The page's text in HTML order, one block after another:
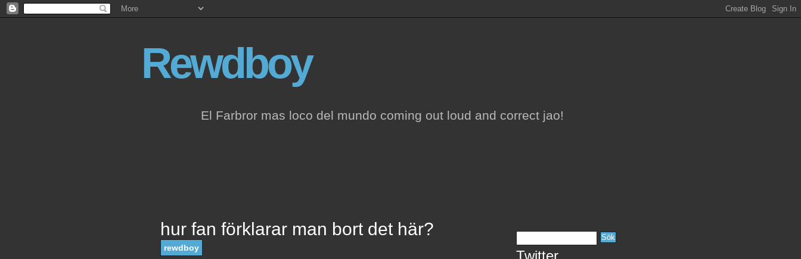
Rewdboy
El Farbror mas loco del mundo coming out loud and correct jao!
hur fan förklarar man bort det här?
rewdboy
Twitter